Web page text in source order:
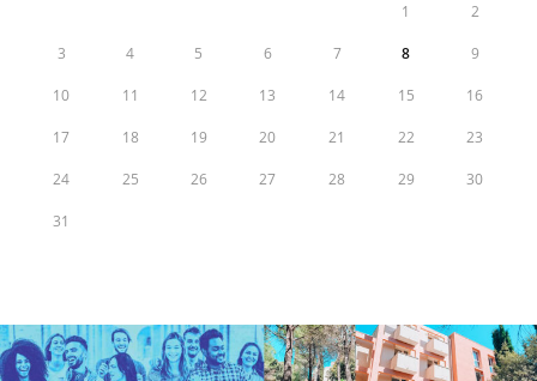
1 2
3 4 5 6 7 8 9
10 11 12 13 14 15 16
17 18 19 20 21 22 23
24 25 26 27 28 29 30
31